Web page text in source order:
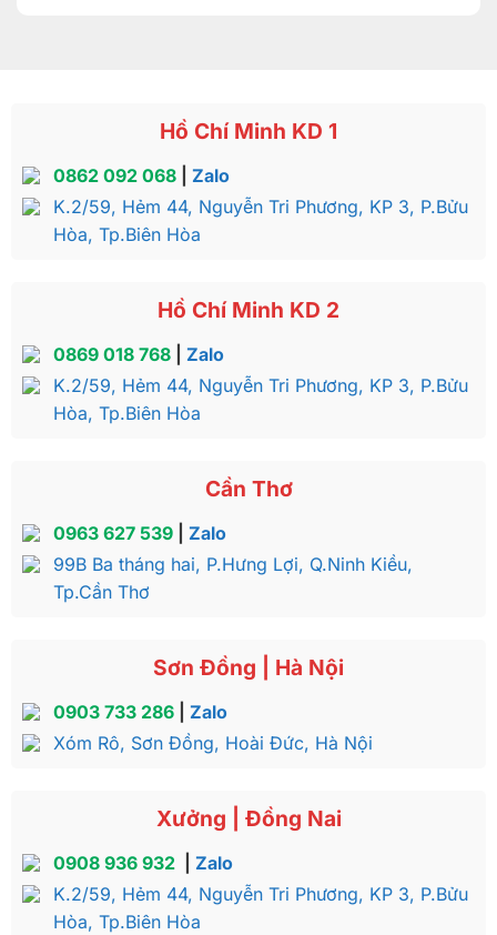
Hồ Chí Minh KD 1
0862 092 068| Zalo
K.2/59, Hẻm 44, Nguyễn Tri Phương, KP 3, P.Bửu
Hòa, Tp.Biên Hòa
Hồ Chí Minh KD 2
0869 018 768| Zalo
K.2/59, Hẻm 44, Nguyễn Tri Phương, KP 3, P.Bửu
Hòa, Tp.Biên Hòa
Cần Thơ
0963 627 539| Zalo
99B Ba tháng hai, P.Hưng Lợi, Q.Ninh Kiều,
Tp.Cần Thơ
Sơn Đồng | Hà Nội
0903 733 286| Zalo
Xóm Rô, Sơn Đồng, Hoài Đức, Hà Nội
Xưởng | Đồng Nai
0908 936 932
Zalo
K.2/59, Hẻm 44, Nguyễn Tri Phương, KP 3, P.Bửu
Hòa, Tp.Biên Hòa